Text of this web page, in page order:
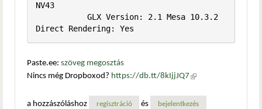
NV43
Paste.ee: szöveg megosztás
Nincs még Dropboxod? https://db.tt/8kIjjJQ7 (külső
a hozzászóláshoz
regisztráció és bejelentkezés